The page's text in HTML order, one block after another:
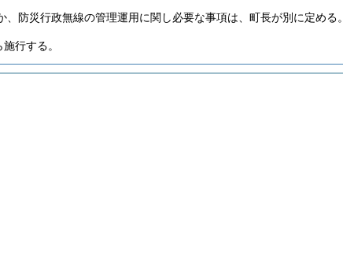
、防災行政無線の管理運用に関し必要な事項は、町長が別に定める。
行する。